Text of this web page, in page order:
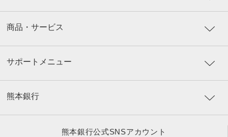
商品・サービス
サポートメニュー
熊本銀行
熊本銀行公式SNSアカウント